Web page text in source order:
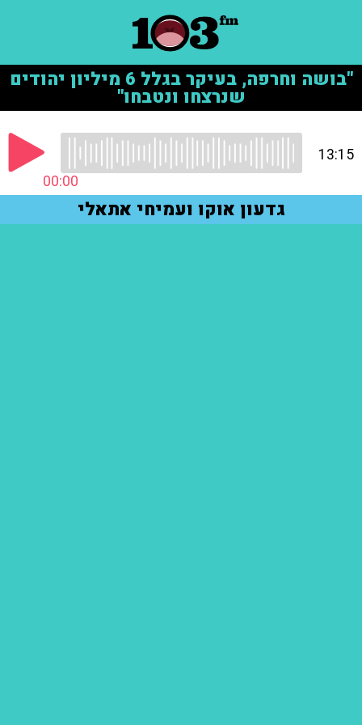
"בושה וחרפה, בעיקר בגלל 6 מיליון יהודים
שנרצחו ונטבחו"
00:00
13:15
גדעון אוקו ועמיחי אתאלי